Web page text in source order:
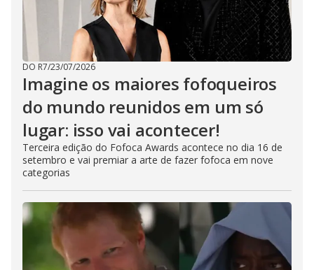
DO R7/23/07/2026
Imagine os maiores fofoqueiros
do mundo reunidos em um só
lugar: isso vai acontecer!
Terceira edição do Fofoca Awards acontece no dia 16 de
setembro e vai premiar a arte de fazer fofoca em nove
categorias